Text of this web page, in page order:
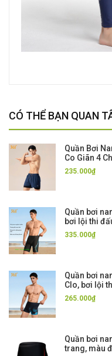
CÓ THỂ BẠN QUAN
Quần Bơi
Co Giãn 4
235.000₫
Quần bơi
bơi lội thi
335.000₫
Quần bơi
Clo, bơi lội
265.000₫
Quần bơi
trang, màu